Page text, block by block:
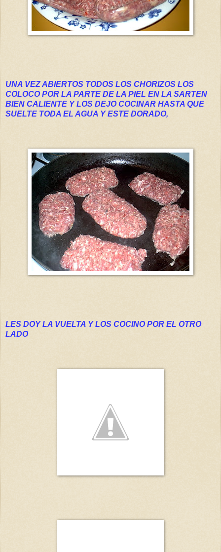
UNA VEZ ABIERTOS TODOS LOS CHORIZOS LOS
COLOCO POR LA PARTE DE LA PIEL EN LA SARTEN
BIEN CALIENTE Y LOS DEJO COCINAR HASTA QUE
SUELTE TODA EL AGUA Y ESTE DORADO,
LES DOY LA VUELTA Y LOS COCINO POR EL OTRO
LADO